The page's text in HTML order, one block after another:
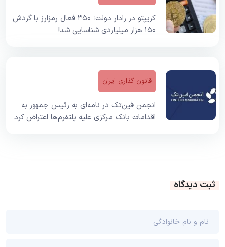
کریپتو در رادار دولت؛ ۳۵۰ فعال رمزارز با گردش
۱۵۰ هزار میلیاردی شناسایی شد!
قانون گذاری ایران
انجمن فین‌تک در نامه‌ای به رئیس جمهور به
اقدامات بانک مرکزی علیه پلتفرم‌ها اعتراض کرد
ثبت دیدگاه